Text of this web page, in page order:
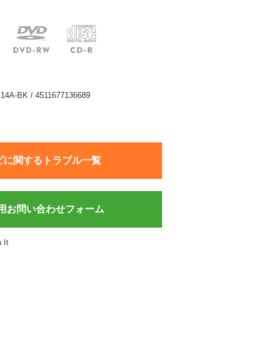
BK / 4511677136689
に関するトラブル一覧
お問い合わせフォーム
It